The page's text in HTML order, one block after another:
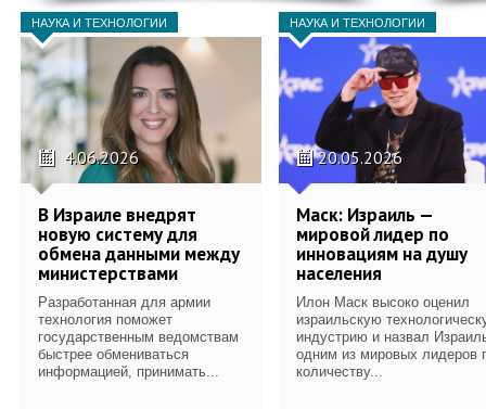
НАУКА И ТЕХНОЛОГИИ
4.06.2026
В Израиле внедрят
новую систему для
обмена данными между
министерствами
Разработанная для армии
технология поможет
государственным ведомствам
быстрее обмениваться
информацией, принимать...
НАУКА И ТЕХНОЛОГИИ
20.05.2026
Маск: Израиль —
мировой лидер по
инновациям на душу
населения
Илон Маск высоко оценил
израильскую
индустрию и назвал
одним из мировых лидеров
количеству...